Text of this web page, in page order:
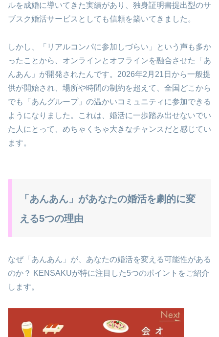
ルを成婚に導いてきた実績があり、独身証明書提出型のサ
ブスク婚活サービスとしても信頼を築いてきました。
しかし、「リアルコンパに参加しづらい」という声も多か
ったことから、オンラインとオフラインを融合させた「あ
んあん」が開発されたんです。2026年2月21日から一般提
供が開始され、場所や時間の制約を超えて、全国どこから
でも「あんグループ」の温かいコミュニティに参加できる
ようになりました。これは、婚活に一歩踏み出せないでい
た人にとって、めちゃくちゃ大きなチャンスだと感じてい
ます。
「あんあん」があなたの婚活を劇的に変
える5つの理由
なぜ「あんあん」が、あなたの婚活を変える可能性がある
のか？ KENSAKUが特に注目した5つのポイントをご紹介
します。